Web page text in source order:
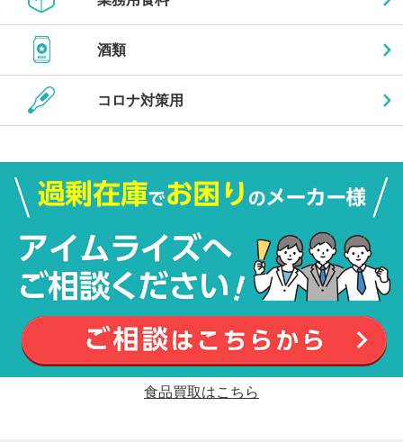
酒類
コロナ対策用
食品買取はこちら